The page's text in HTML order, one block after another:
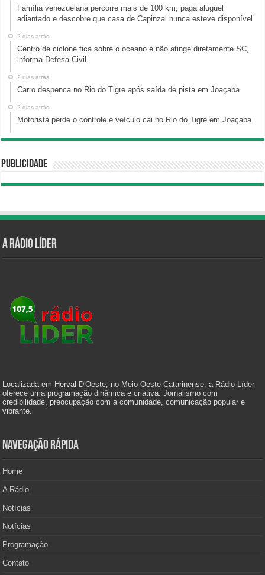
Família venezuelana percorre mais de 100 km, paga aluguel
adiantado e descobre que casa de Capinzal nunca esteve disponível
2 dias atrás
Centro de ciclone fica sobre o oceano e não atinge diretamente SC,
informa Defesa Civil
2 dias atrás
Carro despenca no Rio do Tigre após saída de pista em Joaçaba
2 dias atrás
Motorista perde o controle e veículo cai no Rio do Tigre em Joaçaba
Publicidade
A Rádio Líder
Localizada em Herval D'Oeste, no Meio Oeste Catarinense, a Rádio Líder
oferece uma programação dinâmica e criativa. Jornalismo com
credibilidade, preocupação com a comunidade, comunicação popular e
vibrante.
Navegação Rápida
Home
A Rádio
Notícias
Notícias
Programação
Contato